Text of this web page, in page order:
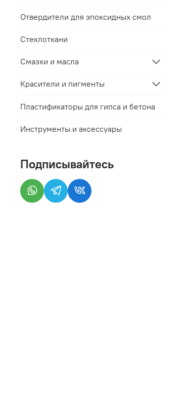
Отвердители для эпоксидных смол
Стеклоткани
Смазки и масла
Красители и пигменты
Пластификаторы для гипса и бетона
Инструменты и аксессуары
Подписывайтесь